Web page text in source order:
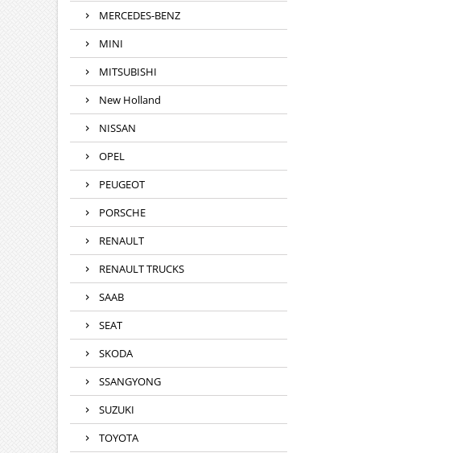
MERCEDES-BENZ
MINI
MITSUBISHI
New Holland
NISSAN
OPEL
PEUGEOT
PORSCHE
RENAULT
RENAULT TRUCKS
SAAB
SEAT
SKODA
SSANGYONG
SUZUKI
TOYOTA